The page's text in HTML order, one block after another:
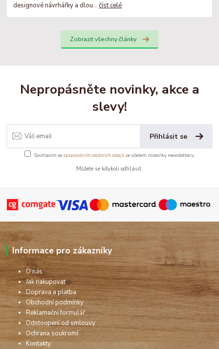
designové návrhářky a dlou...číst celé
Zobrazit všechny články
Nepropásněte novinky, akce a
slevy!
Přihlásit se
Souhlasím se zpracováním osobních údajůza účelem rozesílky newsletteru.
Můžete se kdykoli odhlásit.
Informace pro zákazníky
O nás
Jak nakupovat
Doprava a platba
Obchodní podmínky
Reklamační formulář
Odstoupení od smlouvy
Ochrana soukromí
Kontakty